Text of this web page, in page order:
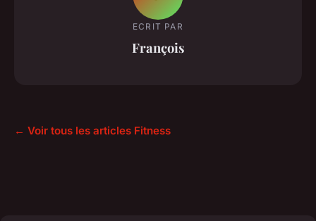
ECRIT PAR
François
← Voir tous les articles Fitness